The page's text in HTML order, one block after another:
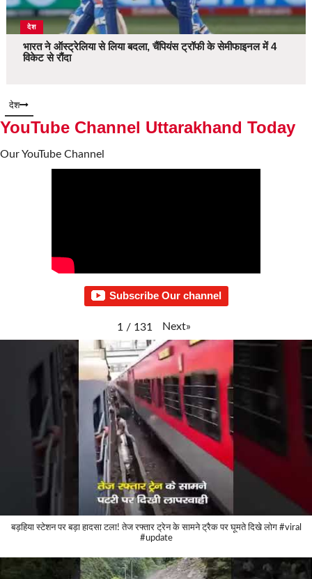
देश
भारत ने ऑस्ट्रेलिया से लिया बदला, चैंपियंस ट्रॉफी के सेमीफाइनल में 4
विकेट से रौंदा
देश
YouTube Channel Uttarakhand Today
Our YouTube Channel
Subscribe Our channel
1 / 131 Next»
बड़हिया स्टेशन पर बड़ा हादसा टला! तेज रफ्तार ट्रेन के सामने ट्रैक पर घूमते दिखे लोग #viral
#update